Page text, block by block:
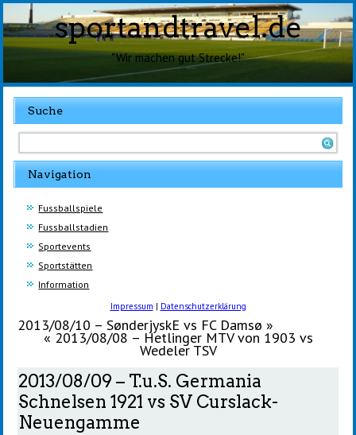
sportandtravel.de
"Wir machen gut Strecke!"
Suche
Navigation
Fussballspiele
Fussballstadien
Sportevents
Sportstätten
Information
Impressum | Datenschutzerklärung
2013/08/10 – SønderjyskE vs FC Damsø »
« 2013/08/08 – Hetlinger MTV von 1903 vs
Wedeler TSV
2013/08/09 – T.u.S. Germania
Schnelsen 1921 vs SV Curslack-
Neuengamme